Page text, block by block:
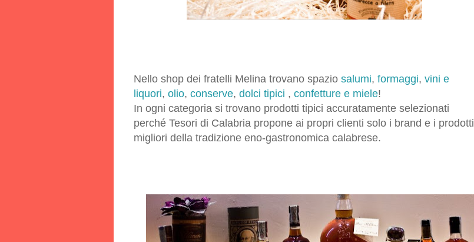
Nello shop dei fratelli Melina trovano spazio salumi, formaggi, vini e
liquori, olio, conserve, dolci tipici , confetture e miele!
In ogni categoria si trovano prodotti tipici accuratamente selezionati
perché Tesori di Calabria propone ai propri clienti solo i brand e i prodotti
migliori della tradizione eno-gastronomica calabrese.